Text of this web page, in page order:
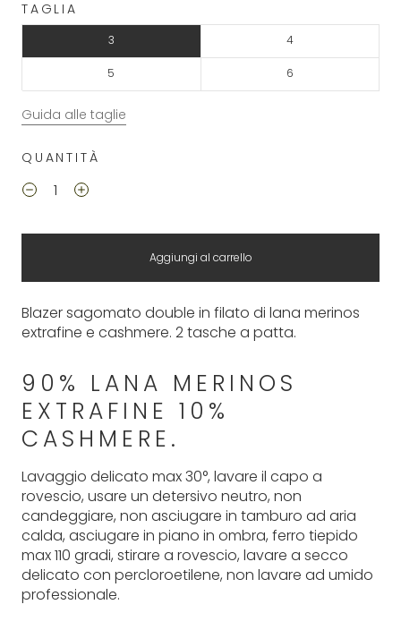
TAGLIA
3 4
5 6
Guida alle taglie
QUANTITÀ
Aggiungi al carrello
Blazer sagomato double in filato di lana merinos
extrafine e cashmere. 2 tasche a patta.
90% LANA MERINOS
EXTRAFINE 10%
CASHMERE.
Lavaggio delicato max 30°, lavare il capo a
rovescio, usare un detersivo neutro, non
candeggiare, non asciugare in tamburo ad aria
calda, asciugare in piano in ombra, ferro tiepido
max 110 gradi, stirare a rovescio, lavare a secco
delicato con percloroetilene, non lavare ad umido
professionale.